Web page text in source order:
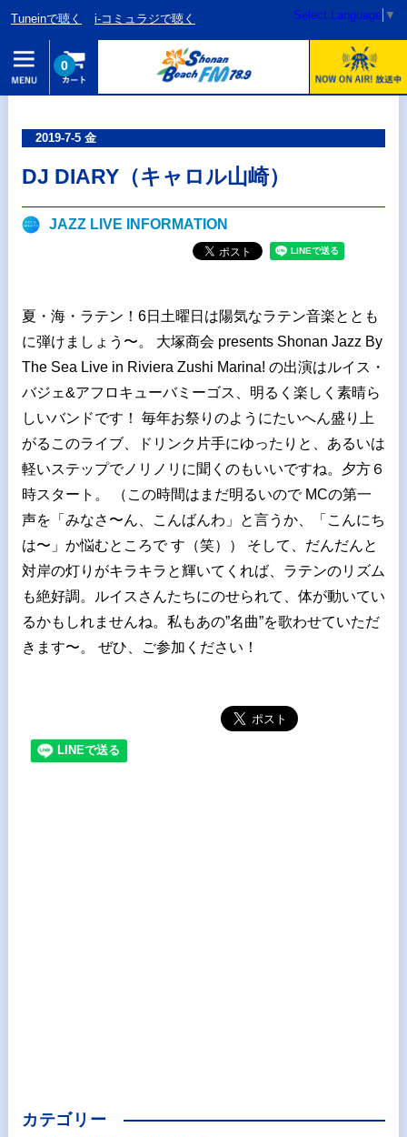
Tuneinで聴く i-コミュラジで聴く Select Language ▼
0
2019-7-5 金
DJ DIARY（キャロル山崎）
JAZZ LIVE INFORMATION
夏・海・ラテン！6日土曜日は陽気なラテン音楽ととも
に弾けましょう〜。 大塚商会 presents Shonan Jazz By
The Sea Live in Riviera Zushi Marina! の出演はルイス・
バジェ&アフロキューバミーゴス、明るく楽しく素晴ら
しいバンドです！ 毎年お祭りのようにたいへん盛り上
がるこのライブ、ドリンク片手にゆったりと、あるいは
軽いステップでノリノリに聞くのもいいですね。夕方６
時スタート。 （この時間はまだ明るいので MCの第一
声を「みなさ〜ん、こんばんわ」と言うか、「こんにち
は〜」か悩むところで す（笑）） そして、だんだんと
対岸の灯りがキラキラと輝いてくれば、ラテンのリズム
も絶好調。ルイスさんたちにのせられて、体が動いてい
るかもしれませんね。私もあの”名曲”を歌わせていただ
きます〜。 ぜひ、ご参加ください！
カテゴリー